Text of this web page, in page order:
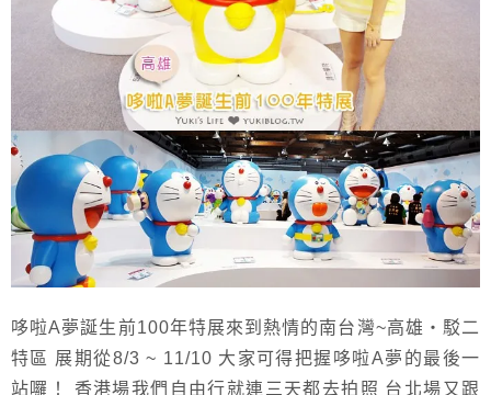
哆啦A夢誕生前100年特展來到熱情的南台灣~高雄‧駁二
特區 展期從8/3 ~ 11/10 大家可得把握哆啦A夢的最後一
站囉！ 香港場我們自由行就連三天都去拍照 台北場又跟